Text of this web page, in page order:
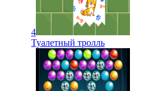
4
Туалетный тролль